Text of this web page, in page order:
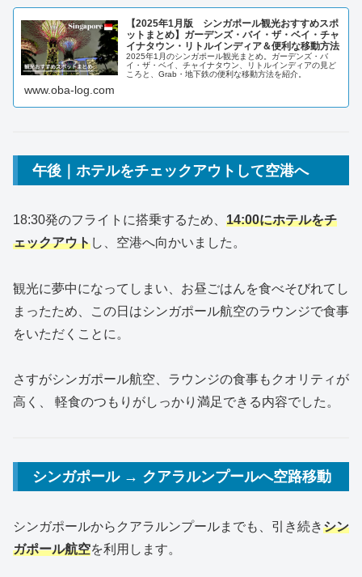
【2025年1月版 シンガポール観光おすすめスポ
ットまとめ】ガーデンズ・バイ・ザ・ベイ・チャ
イナタウン・リトルインディア＆便利な移動方法
2025年1月のシンガポール観光まとめ。ガーデンズ・バ
イ・ザ・ベイ、チャイナタウン、リトルインディアの見ど
ころと、Grab・地下鉄の便利な移動方法を紹介。
www.oba-log.com
午後｜ホテルをチェックアウトして空港へ
18:30発のフライトに搭乗するため、 14:00にホテルをチ
ェックアウトし、空港へ向かいました。
観光に夢中になってしまい、お昼ごはんを食べそびれてし
まったため、この日はシンガポール航空のラウンジで食事
をいただくことに。
さすがシンガポール航空、ラウンジの食事もクオリティが
高く、 軽食のつもりがしっかり満足できる内容でした。
シンガポール → クアラルンプールへ空路移動
シンガポールからクアラルンプールまでも、引き続きシン
ガポール航空を利用します。